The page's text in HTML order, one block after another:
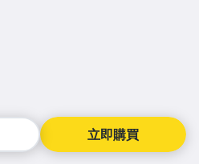
立即購買